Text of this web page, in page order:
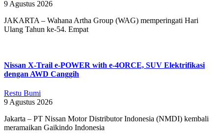
9 Agustus 2026
JAKARTA – Wahana Artha Group (WAG) memperingati Hari
Ulang Tahun ke-54. Empat
Nissan X-Trail e-POWER with e-4ORCE, SUV Elektrifikasi
dengan AWD Canggih
Restu Bumi
9 Agustus 2026
Jakarta – PT Nissan Motor Distributor Indonesia (NMDI) kembali
meramaikan Gaikindo Indonesia